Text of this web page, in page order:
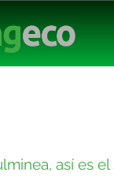
así es